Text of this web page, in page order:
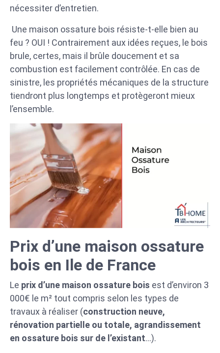
nécessiter d’entretien.
Une maison ossature bois résiste-t-elle bien au
feu ? OUI ! Contrairement aux idées reçues, le bois
brule, certes, mais il brûle doucement et sa
combustion est facilement contrôlée. En cas de
sinistre, les propriétés mécaniques de la structure
tiendront plus longtemps et protègeront mieux
l’ensemble.
Prix d’une maison ossature
bois en Ile de France
Le prix d’une maison ossature bois est d’environ 3
000€ le m² tout compris selon les types de
travaux à réaliser (construction neuve,
rénovation partielle ou totale, agrandissement
en ossature bois sur de l’existant…).